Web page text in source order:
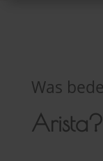
Was
Arista?